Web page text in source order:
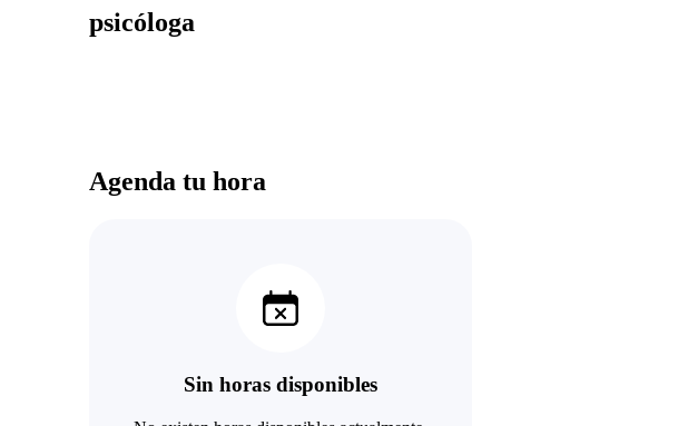
psicóloga
Agenda tu hora
Sin horas disponibles